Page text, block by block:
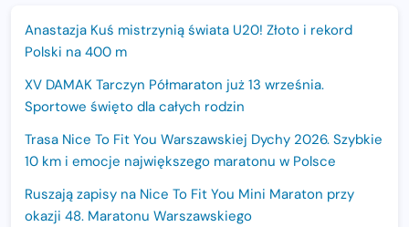
Anastazja Kuś mistrzynią świata U20! Złoto i rekord
Polski na 400 m
XV DAMAK Tarczyn Półmaraton już 13 września.
Sportowe święto dla całych rodzin
Trasa Nice To Fit You Warszawskiej Dychy 2026. Szybkie
10 km i emocje największego maratonu w Polsce
Ruszają zapisy na Nice To Fit You Mini Maraton przy
okazji 48. Maratonu Warszawskiego